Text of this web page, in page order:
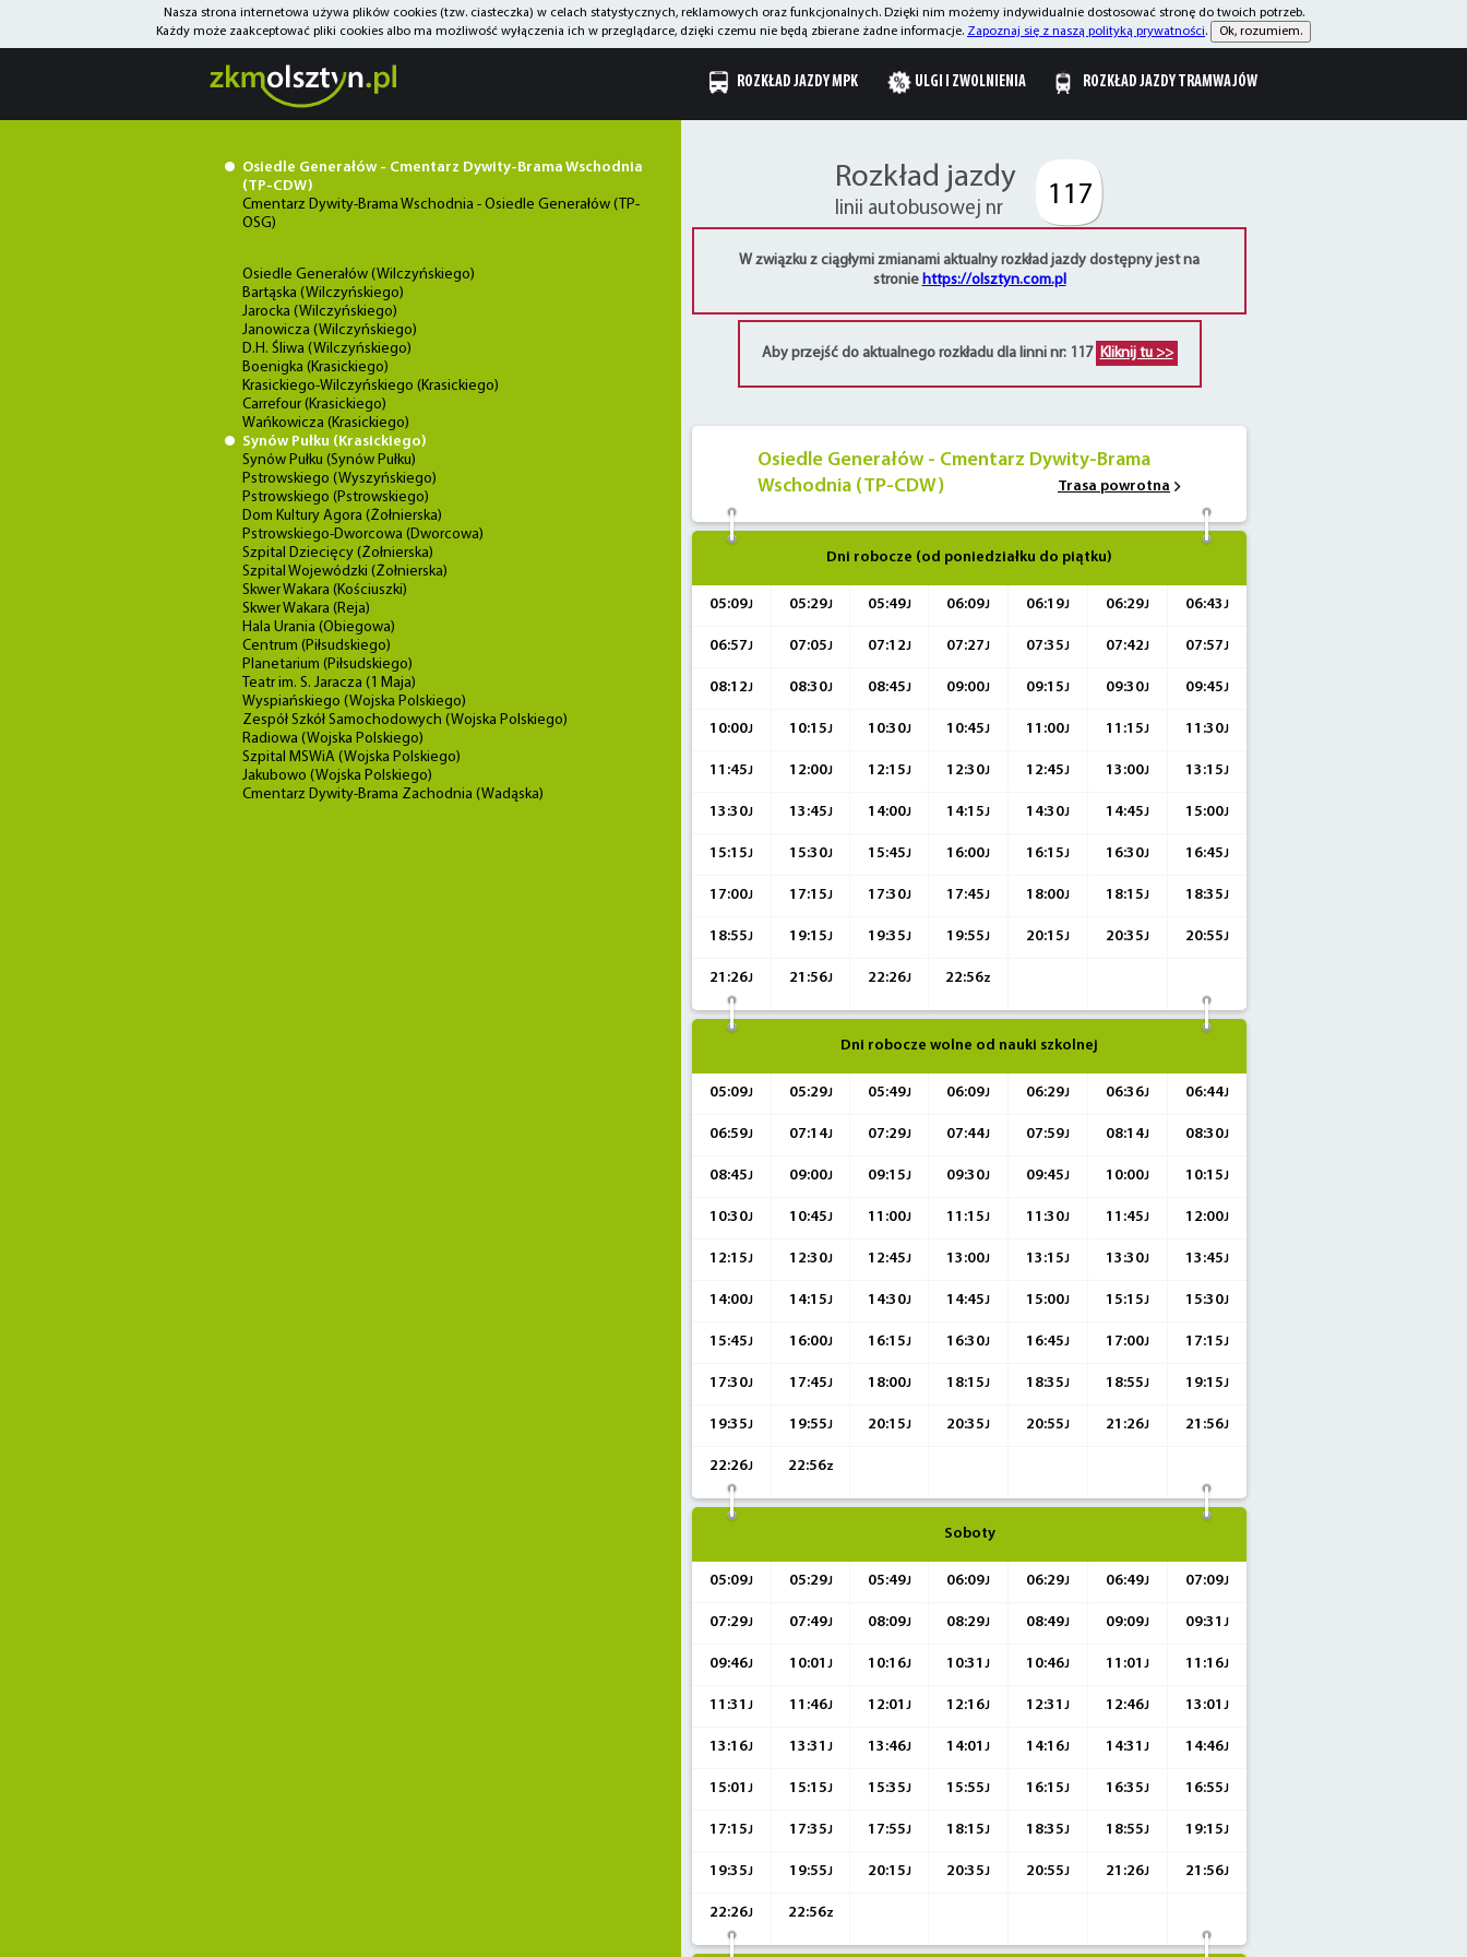
Nasza strona internetowa używa plików cookies (tzw. ciasteczka) w celach statystycznych, reklamowych oraz funkcjonalnych. Dzięki nim możemy indywidualnie dostosować stronę do twoich potrzeb.
Każdy może zaakceptować pliki cookies albo ma możliwość wyłączenia ich w przeglądarce, dzięki czemu nie będą zbierane żadne informacje. Zapoznaj się z naszą polityką prywatności. Ok, rozumiem.
ROZKŁAD JAZDY MPK ULGI I ZWOLNIENIA ROZKŁAD JAZDY TRAMWAJÓW
Osiedle Generałów - Cmentarz Dywity-Brama Wschodnia
(TP-CDW)
Cmentarz Dywity-Brama Wschodnia - Osiedle Generałów (TP-
OSG)
Osiedle Generałów (Wilczyńskiego)
Bartąska (Wilczyńskiego)
Jarocka (Wilczyńskiego)
Janowicza (Wilczyńskiego)
D.H. Śliwa (Wilczyńskiego)
Boenigka (Krasickiego)
Krasickiego-Wilczyńskiego (Krasickiego)
Carrefour (Krasickiego)
Wańkowicza (Krasickiego)
Synów Pułku (Krasickiego)
Synów Pułku (Synów Pułku)
Pstrowskiego (Wyszyńskiego)
Pstrowskiego (Pstrowskiego)
Dom Kultury Agora (Żołnierska)
Pstrowskiego-Dworcowa (Dworcowa)
Szpital Dziecięcy (Żołnierska)
Szpital Wojewódzki (Żołnierska)
Skwer Wakara (Kościuszki)
Skwer Wakara (Reja)
Hala Urania (Obiegowa)
Centrum (Piłsudskiego)
Planetarium (Piłsudskiego)
Teatr im. S. Jaracza (1 Maja)
Wyspiańskiego (Wojska Polskiego)
Zespół Szkół Samochodowych (Wojska Polskiego)
Radiowa (Wojska Polskiego)
Szpital MSWiA (Wojska Polskiego)
Jakubowo (Wojska Polskiego)
Cmentarz Dywity-Brama Zachodnia (Wadąska)
Rozkład jazdy
linii autobusowej nr 117
W związku z ciągłymi zmianami aktualny rozkład jazdy dostępny jest na
stronie https://olsztyn.com.pl
Aby przejść do aktualnego rozkładu dla linni nr: 117 Kliknij tu >>
Osiedle Generałów - Cmentarz Dywity-Brama
Wschodnia (TP-CDW)
Trasa powrotna
Dni robocze (od poniedziałku do piątku)
05:09J 05:29J 05:49J 06:09J 06:19J 06:29J 06:43J
06:57J 07:05J 07:12J 07:27J 07:35J 07:42J 07:57J
08:12J 08:30J 08:45J 09:00J 09:15J 09:30J 09:45J
10:00J 10:15J 10:30J 10:45J 11:00J 11:15J 11:30J
11:45J 12:00J 12:15J 12:30J 12:45J 13:00J 13:15J
13:30J 13:45J 14:00J 14:15J 14:30J 14:45J 15:00J
15:15J 15:30J 15:45J 16:00J 16:15J 16:30J 16:45J
17:00J 17:15J 17:30J 17:45J 18:00J 18:15J 18:35J
18:55J 19:15J 19:35J 19:55J 20:15J 20:35J 20:55J
21:26J 21:56J 22:26J 22:56z
Dni robocze wolne od nauki szkolnej
05:09J 05:29J 05:49J 06:09J 06:29J 06:36J 06:44J
06:59J 07:14J 07:29J 07:44J 07:59J 08:14J 08:30J
08:45J 09:00J 09:15J 09:30J 09:45J 10:00J 10:15J
10:30J 10:45J 11:00J 11:15J 11:30J 11:45J 12:00J
12:15J 12:30J 12:45J 13:00J 13:15J 13:30J 13:45J
14:00J 14:15J 14:30J 14:45J 15:00J 15:15J 15:30J
15:45J 16:00J 16:15J 16:30J 16:45J 17:00J 17:15J
17:30J 17:45J 18:00J 18:15J 18:35J 18:55J 19:15J
19:35J 19:55J 20:15J 20:35J 20:55J 21:26J 21:56J
22:26J 22:56z
Soboty
05:09J 05:29J 05:49J 06:09J 06:29J 06:49J 07:09J
07:29J 07:49J 08:09J 08:29J 08:49J 09:09J 09:31 J
09:46J 10:01 J 10:16J 10:31 J 10:46J 11:01 J 11:16J
11:31 J 11:46J 12:01 J 12:16J 12:31 J 12:46J 13:01 J
13:16J 13:31 J 13:46J 14:01 J 14:16J 14:31 J 14:46J
15:01 J 15:15J 15:35J 15:55J 16:15J 16:35J 16:55J
17:15J 17:35J 17:55J 18:15J 18:35J 18:55J 19:15J
19:35J 19:55J 20:15J 20:35J 20:55J 21:26J 21:56J
22:26J 22:56z